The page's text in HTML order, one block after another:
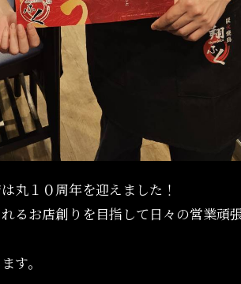
丸１０周年を迎えました！
るお店創りを目指して日々の営業頑
す。